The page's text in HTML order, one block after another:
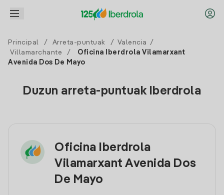
Principal / Arreta-puntuak / Valencia
/
Villamarchante
/
Oficina Iberdrola Vilamarxant
Avenida Dos De Mayo
Duzun arreta-puntuak Iberdrola
Oficina Iberdrola
Vilamarxant Avenida Dos
De Mayo